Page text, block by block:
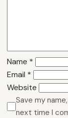
Name *
Email *
Website
Save my
next time I